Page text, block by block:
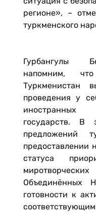
регионе», –
туркменского
Гурбангулы
напомним,
Туркменистан
проведения у
государств. В
предложений
предоставлении
статуса
Объединённых
готовности к